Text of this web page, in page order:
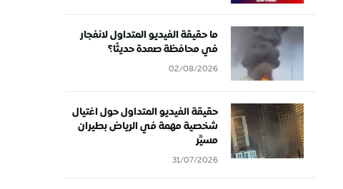
ما حقيقة الفيديو المتداول لانفجار
في محافظة صعدة حديثًا؟
02/08/2026
حقيقة الفيديو المتداول حول اغتيال
شخصية مهمة في الرياض بطيران
مسيَّر
31/07/2026